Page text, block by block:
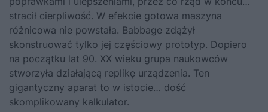
stracił cierpliwość. W efekcie gotowa maszyna
różnicowa nie powstała. Babbage zdążył
skonstruować tylko jej częściowy prototyp. Dopiero
na początku lat 90. XX wieku grupa naukowców
stworzyła działającą replikę urządzenia. Ten
gigantyczny aparat to w istocie… dość
skomplikowany kalkulator.